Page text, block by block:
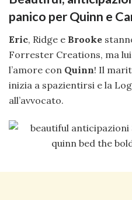
panico per Quinn e
Eric, Ridge e Brooke
Forrester Creations, ma
l’amore con Quinn! Il
inizia a spazientirsi e la
all’avvocato.